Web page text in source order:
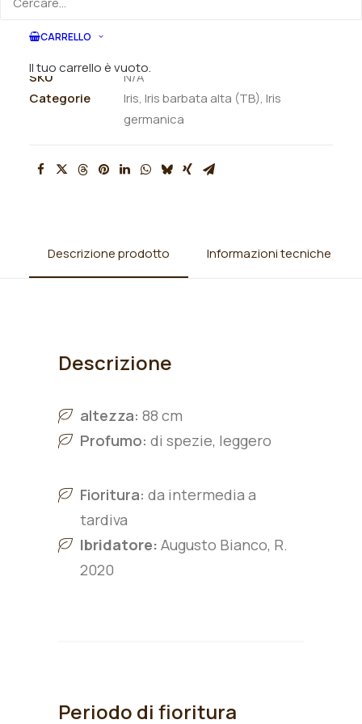
CARRELLO
Il tuo carrello è vuoto.
SKU
N/A
Categorie
Iris, Iris barbata alta (TB), Iris
germanica
Descrizione prodotto Informazioni tecniche
Descrizione
altezza: 88 cm
Profumo: di spezie, leggero
Fioritura: da intermedia a
tardiva
Ibridatore: Augusto Bianco, R.
2020
Periodo di fioritura